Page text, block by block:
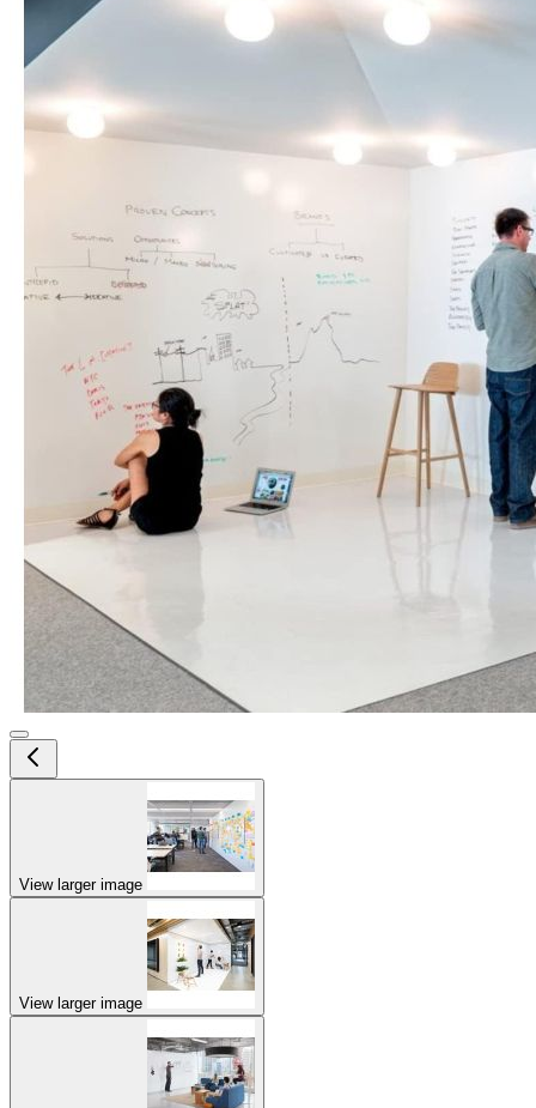
View larger image
View larger image